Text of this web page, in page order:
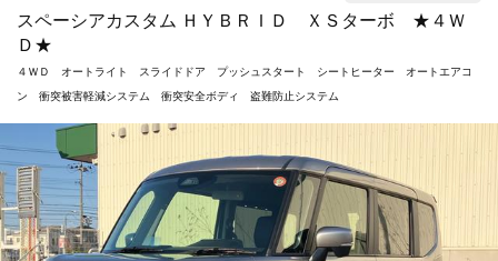
スペーシアカスタム ＨＹＢＲＩＤ ＸＳターボ ★４Ｗ
Ｄ★
４ＷＤ オートライト スライドドア プッシュスタート シートヒーター オートエアコ
ン 衝突被害軽減システム 衝突安全ボディ 盗難防止システム